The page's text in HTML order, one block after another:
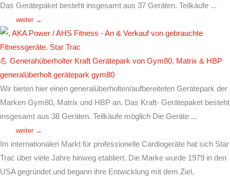
Das Gerätepaket besteht insgesamt aus 37 Geräten. Teilkäufe ...
weiter →
💪 Generahüberholter Kraft Gerätepark von Gym80, Matrix & HBP
generalüberholt gerätepark gym80
Wir bieten hier einen generalüberholten/aufbereiteten Gerätepark der
Marken Gym80, Matrix und HBP an. Das Kraft- Gerätepaket besteht
insgesamt aus 38 Geräten. Teilkäufe möglich Die Geräte ...
weiter →
Im internationalen Markt für professionelle Cardiogeräte hat sich Star
Trac über viele Jahre hinweg etabliert. Die Marke wurde 1979 in den
USA gegründet und begann ihre Entwicklung mit dem Ziel,